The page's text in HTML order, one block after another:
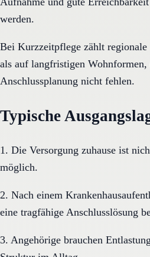
werden.
Bei Kurzzeitpflege zählt
als auf langfristigen
Anschlussplanung nicht fehlen.
Typische
1. Die Versorgung zuhause ist
möglich.
2. Nach einem
eine tragfähige Anschlusslösung
3. Angehörige brauchen